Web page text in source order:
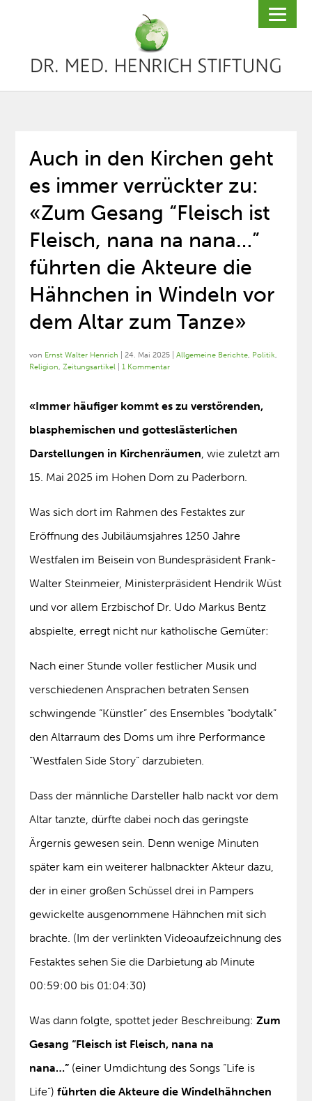
Auch in den Kirchen geht
es immer verrückter zu:
«Zum Gesang “Fleisch ist
Fleisch, nana na nana…”
führten die Akteure die
Hähnchen in Windeln vor
dem Altar zum Tanze»
von Ernst Walter Henrich |24. Mai 2025 |Allgemeine Berichte, Politik,
Religion,Zeitungsartikel |1 Kommentar
«Immer häufiger kommt es zu verstörenden,
blasphemischen und gotteslästerlichen
Darstellungen in Kirchenräumen, wie zuletzt am
15. Mai 2025 im Hohen Dom zu Paderborn.
Was sich dort im Rahmen des Festaktes zur
Eröffnung des Jubiläumsjahres 1250 Jahre
Westfalen im Beisein von Bundespräsident Frank-
Walter Steinmeier, Ministerpräsident Hendrik Wüst
und vor allem Erzbischof Dr. Udo Markus Bentz
abspielte, erregt nicht nur katholische Gemüter:
Nach einer Stunde voller festlicher Musik und
verschiedenen Ansprachen betraten Sensen
schwingende “Künstler” des Ensembles “bodytalk”
den Altarraum des Doms um ihre Performance
“Westfalen Side Story” darzubieten.
Dass der männliche Darsteller halb nackt vor dem
Altar tanzte, dürfte dabei noch das geringste
Ärgernis gewesen sein. Denn wenige Minuten
später kam ein weiterer halbnackter Akteur dazu,
der in einer großen Schüssel drei in Pampers
gewickelte ausgenommene Hähnchen mit sich
brachte. (Im der verlinkten Videoaufzeichnung des
Festaktes sehen Sie die Darbietung ab Minute
00:59:00 bis 01:04:30)
Was dann folgte, spottet jeder Beschreibung:Zum
Gesang “Fleisch ist Fleisch, nana na
nana…” (einer Umdichtung des Songs “Life is
Life”)führten die Akteure die Windelhähnchen